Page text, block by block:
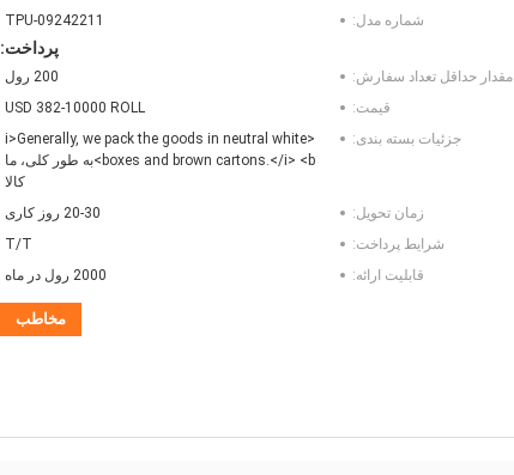
شماره مدل:
TPU-09242211
پرداخت:
مقدار حداقل تعداد سفارش:
200 رول
قیمت:
USD 382-10000 ROLL
جزئیات بسته بندی:
<i>Generally, we pack the goods in neutral white
boxes and brown cartons.</i> <b>به طور کلی، ما
کالا
زمان تحویل:
20-30 روز کاری
شرایط پرداخت:
T/T
قابلیت ارائه:
2000 رول در ماه
مخاطب